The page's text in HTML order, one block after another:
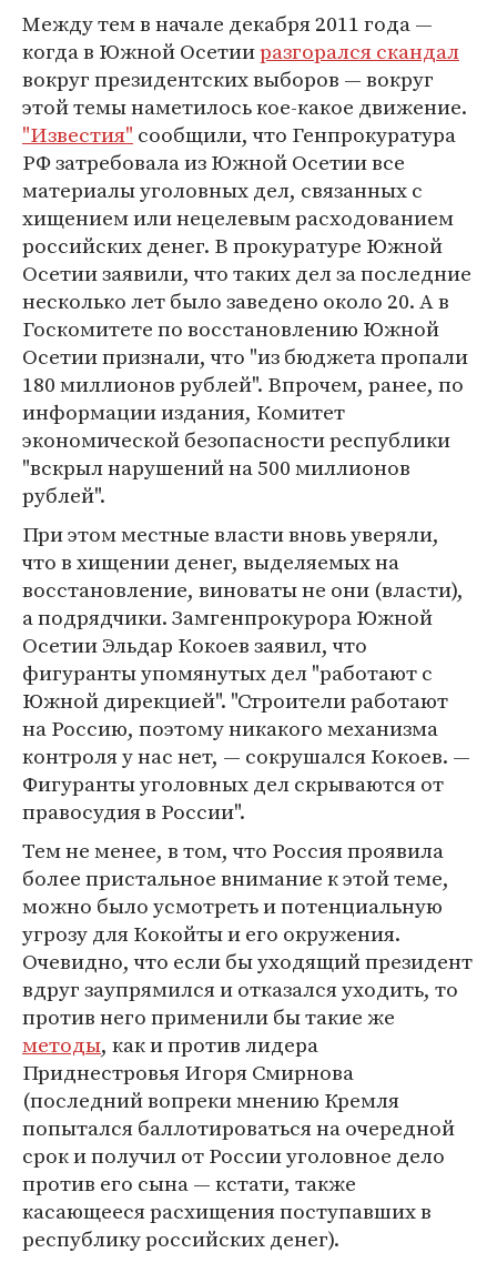
Между тем в начале декабря 2011 года —
когда в Южной Осетииразгорался скандал
вокруг президентских выборов — вокруг
этой темы наметилось кое-какое движение.
"Известия" сообщили, что Генпрокуратура
РФ затребовала из Южной Осетии все
материалы уголовных дел, связанных с
хищением или нецелевым расходованием
российских денег. В прокуратуре Южной
Осетии заявили, что таких дел за последние
несколько лет было заведено около 20. А в
Госкомитете по восстановлению Южной
Осетии признали, что "из бюджета пропали
180 миллионов рублей". Впрочем, ранее, по
информации издания, Комитет
экономической безопасности республики
"вскрыл нарушений на 500 миллионов
рублей".
При этом местные власти вновь уверяли,
что в хищении денег, выделяемых на
восстановление, виноваты не они (власти),
а подрядчики. Замгенпрокурора Южной
Осетии Эльдар Кокоев заявил, что
фигуранты упомянутых дел "работают с
Южной дирекцией". "Строители работают
на Россию, поэтому никакого механизма
контроля у нас нет, — сокрушался Кокоев. —
Фигуранты уголовных дел скрываются от
правосудия в России".
Тем не менее, в том, что Россия проявила
более пристальное внимание к этой теме,
можно было усмотреть и потенциальную
угрозу для Кокойты и его окружения.
Очевидно, что если бы уходящий президент
вдруг заупрямился и отказался уходить, то
против него применили бы такие же
методы, как и против лидера
Приднестровья Игоря Смирнова
(последний вопреки мнению Кремля
попытался баллотироваться на очередной
срок и получил от России уголовное дело
против его сына — кстати, также
касающееся расхищения поступавших в
республику российских денег).